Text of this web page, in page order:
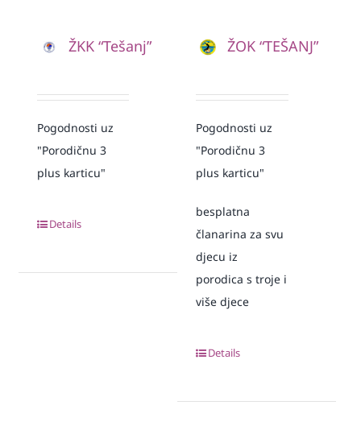
ŽKK “Tešanj”
Pogodnosti uz
"Porodičnu 3
plus karticu"
Details
ŽOK “TEŠANJ”
Pogodnosti uz
"Porodičnu 3
plus karticu"
besplatna
članarina za svu
djecu iz
porodica s troje i
više djece
Details